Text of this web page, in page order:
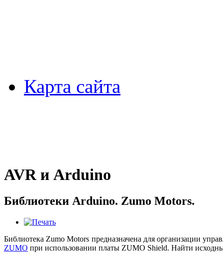
Карта сайта
AVR и Arduino
Библиотеки Arduino. Zumo Motors.
Библиотека Zumo Motors предназначена для организации
ZUMO при использовании платы ZUMO Shield. Найти